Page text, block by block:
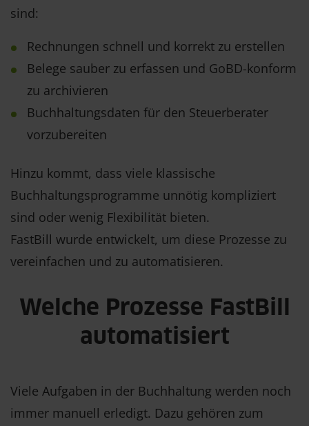
sind:
Rechnungen schnell und korrekt zu erstellen
Belege sauber zu erfassen und GoBD-konform
zu archivieren
Buchhaltungsdaten für den Steuerberater
vorzubereiten
Hinzu kommt, dass viele klassische
Buchhaltungsprogramme unnötig kompliziert
sind oder wenig Flexibilität bieten.
FastBill wurde entwickelt, um diese Prozesse zu
vereinfachen und zu automatisieren.
Welche Prozesse FastBill
automatisiert
Viele Aufgaben in der Buchhaltung werden noch
immer manuell erledigt. Dazu gehören zum